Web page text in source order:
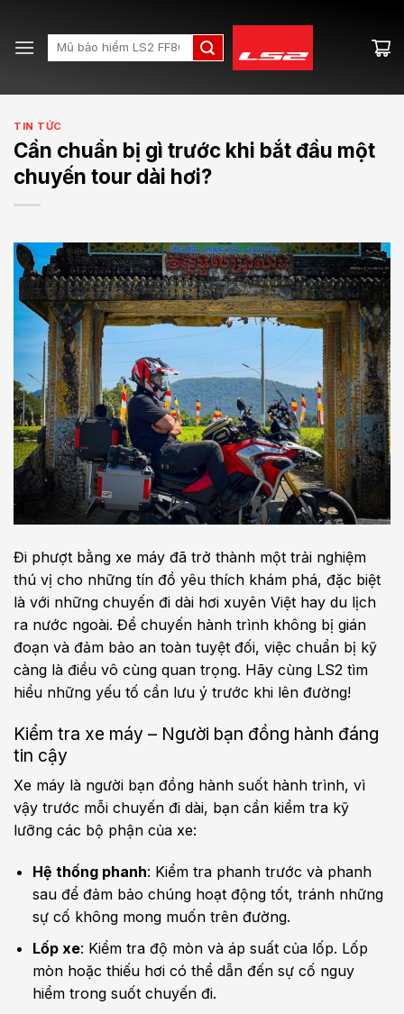
content
Search
for:
TIN TỨC
Cần chuẩn bị gì trước khi bắt đầu một
chuyến tour dài hơi?
Đi phượt bằng xe máy đã trở thành một trải nghiệm
thú vị cho những tín đồ yêu thích khám phá, đặc biệt
là với những chuyến đi dài hơi xuyên Việt hay du lịch
ra nước ngoài. Để chuyến hành trình không bị gián
đoạn và đảm bảo an toàn tuyệt đối, việc chuẩn bị kỹ
càng là điều vô cùng quan trọng. Hãy cùng LS2 tìm
hiểu những yếu tố cần lưu ý trước khi lên đường!
Kiểm tra xe máy – Người bạn đồng hành đáng
tin cậy
Xe máy là người bạn đồng hành suốt hành trình, vì
vậy trước mỗi chuyến đi dài, bạn cần kiểm tra kỹ
lưỡng các bộ phận của xe:
Hệ thống phanh: Kiểm tra phanh trước và phanh
sau để đảm bảo chúng hoạt động tốt, tránh những
sự cố không mong muốn trên đường.
Lốp xe: Kiểm tra độ mòn và áp suất của lốp. Lốp
mòn hoặc thiếu hơi có thể dẫn đến sự cố nguy
hiểm trong suốt chuyến đi.